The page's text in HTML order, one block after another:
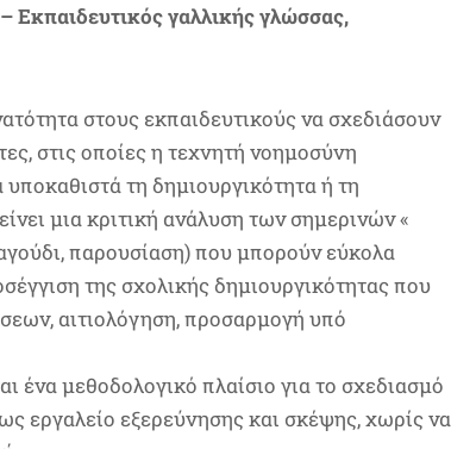
Εκπαιδευτικός γαλλικής γλώσσας,
στους εκπαιδευτικούς να σχεδιάσουν
στις οποίες η τεχνητή νοημοσύνη
τη δημιουργικότητα ή τη
μια κριτική ανάλυση των σημερινών «
παρουσίαση) που μπορούν εύκολα
της σχολικής δημιουργικότητας που
αιτιολόγηση, προσαρμογή υπό
ένα μεθοδολογικό πλαίσιο για το σχεδιασμό
εργαλείο εξερεύνησης και σκέψης, χωρίς να